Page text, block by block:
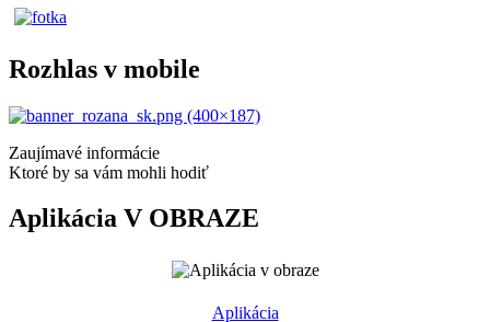
Rozhlas v mobile
Zaujímavé informácie
Ktoré by sa vám mohli hodiť
Aplikácia V OBRAZE
Aplikácia